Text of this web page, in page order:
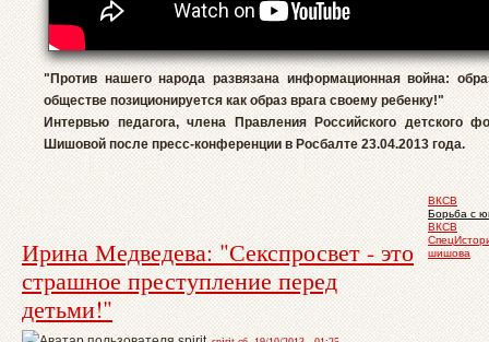
"Против нашего народа развязана информационная война:
обществе позиционируется как образ врага своему ребенку!"
Интервью педагога, члена Правления Российского детского
Шишовой после пресс-конференции в Росбалте 23.04.2013 года.
ВКСВ
Борьба с
ВКСВ
шишова
Ирина Медведева: "Секспросвет - это
страшное преступление перед
детьми!"